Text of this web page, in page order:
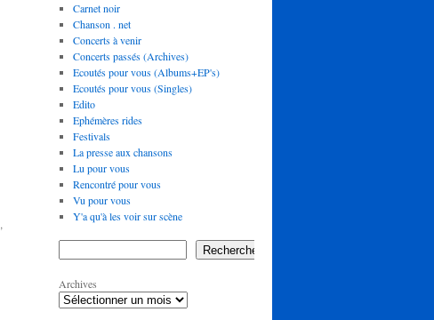
,
Carnet noir
Chanson . net
Concerts à venir
Concerts passés (Archives)
Ecoutés pour vous (Albums+EP's)
Ecoutés pour vous (Singles)
Edito
Ephémères rides
Festivals
La presse aux chansons
Lu pour vous
Rencontré pour vous
Vu pour vous
Y'a qu'à les voir sur scène
Rechercher
Archives